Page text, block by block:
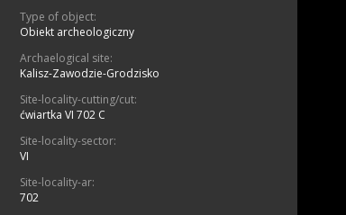
Type of object:
Obiekt archeologiczny
Archaelogical site:
Kalisz-Zawodzie-Grodzisko
Site-locality-cutting/cut:
ćwiartka VI 702 C
Site-locality-sector:
VI
Site-locality-ar:
702